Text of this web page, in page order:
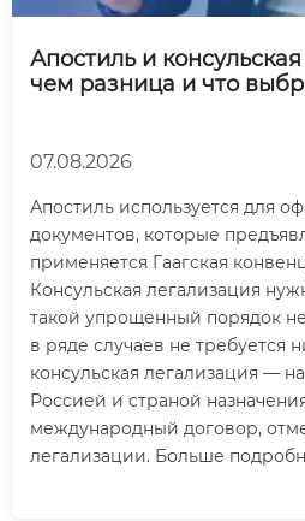
Апостиль и
чем разница и что
07.08.2026
Апостиль используется для
документов, которые
применяется Гаагская
Консульская легализация
такой упрощенный порядок
в ряде случаев не требуется
консульская легализация —
Россией и страной
международный договор,
легализации. Больше